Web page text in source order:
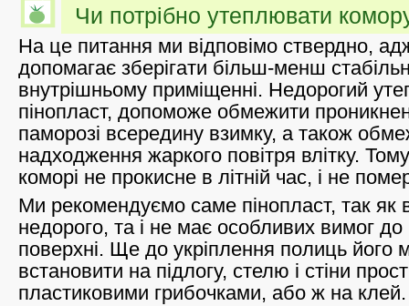
Чи потрібно утеплювати
На це питання ми відповімо ствердно,
допомагає зберігати більш-менш
внутрішньому приміщенні. Недорогий
пінопласт, допоможе обмежити
паморозі всередину взимку, а також
надходження жаркого повітря влітку. Тому
коморі не прокисне в літній час, і не
Ми рекомендуємо саме пінопласт, так як
недорого, та і не має особливих вимог
поверхні. Ще до укріплення полиць його
встановити на підлогу, стелю і стіни
пластиковими грибочками, або ж на клей.